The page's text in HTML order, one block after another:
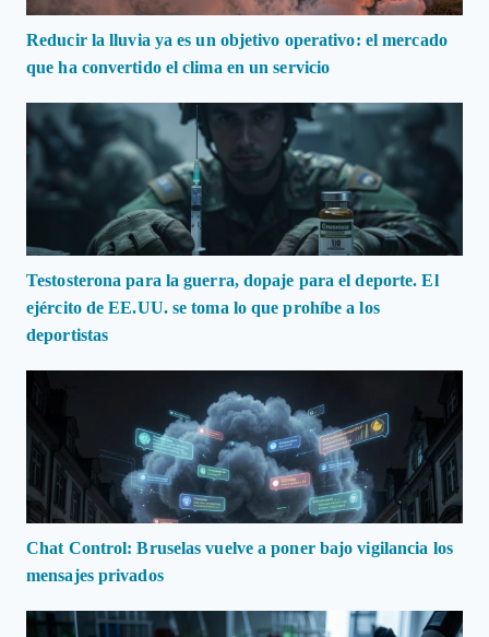
Reducir la lluvia ya es un objetivo operativo: el mercado
que ha convertido el clima en un servicio
Testosterona para la guerra, dopaje para el deporte. El
ejército de EE.UU. se toma lo que prohíbe a los
deportistas
Chat Control: Bruselas vuelve a poner bajo vigilancia los
mensajes privados